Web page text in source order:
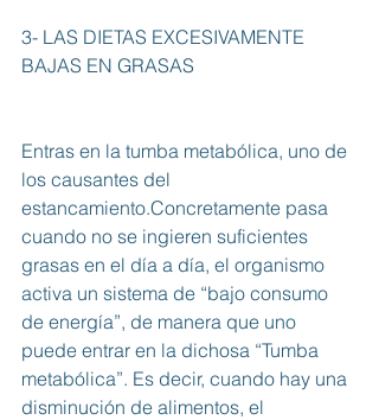
3- LAS DIETAS EXCESIVAMENTE
BAJAS EN GRASAS
Entras en la tumba metabólica, uno de
los causantes del
estancamiento.Concretamente pasa
cuando no se ingieren suficientes
grasas en el día a día, el organismo
activa un sistema de “bajo consumo
de energía”, de manera que uno
puede entrar en la dichosa “Tumba
metabólica”. Es decir, cuando hay una
disminución de alimentos, el